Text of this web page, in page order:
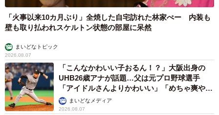
市の担当者は「福知山城は光秀公が建てた中で唯一天守
閣が残っているお城。祭の掛け声のどっこいせ～どっこい
も６月１日から再開しています」とPRしている。
◇福知山光秀ミュージアム」
https://www.city.fukuchiyama.lg.jp/site/mitsuhidemuseum/
「火事以来10カ月ぶり」全焼した自宅訪れた林家ぺー 内装も
壁も取り払われスケルトン状態の部屋に呆然
まいどなトピック
2026.08.07
「こんなかわいい子おるん！？」大阪出身の
UHB26歳アナが話題…父は元プロ野球選手
「アイドルさんよりかわいい」「めちゃ爽や
か」まいどなメディア
2026.08.07